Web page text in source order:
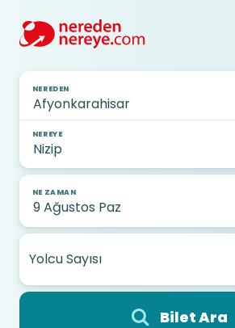
NEREDEN
NEREYE
NE ZAMAN
Yolcu Sayısı
Bilet Ara